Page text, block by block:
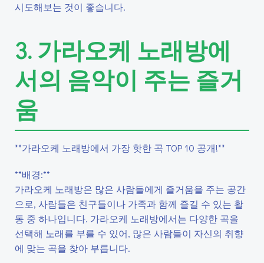
시도해보는 것이 좋습니다.
3. 가라오케 노래방에
서의 음악이 주는 즐거
움
**가라오케 노래방에서 가장 핫한 곡 TOP 10 공개!**
**배경:**
가라오케 노래방은 많은 사람들에게 즐거움을 주는 공간
으로, 사람들은 친구들이나 가족과 함께 즐길 수 있는 활
동 중 하나입니다. 가라오케 노래방에서는 다양한 곡을
선택해 노래를 부를 수 있어, 많은 사람들이 자신의 취향
에 맞는 곡을 찾아 부릅니다.